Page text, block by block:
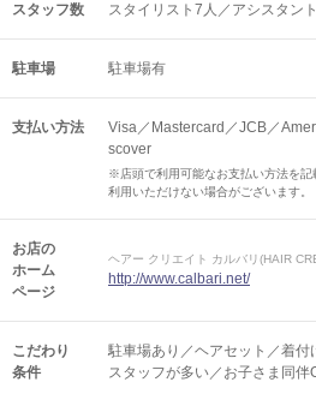
スタッフ数 スタイリスト7人／アシスタン
駐車場 駐車場有
支払い方法
Visa／Mastercard／JCB／
scover
※店頭で利用可能なお支払い方法を
利用いただけない場合がございます。
お店の
ホーム
ページ
ヘアー クリエイト カルバリ(HAIR
http://www.calbari.net/
こだわり
条件
駐車場あり／ヘアセット／着
スタッフが多い／お子さま同伴